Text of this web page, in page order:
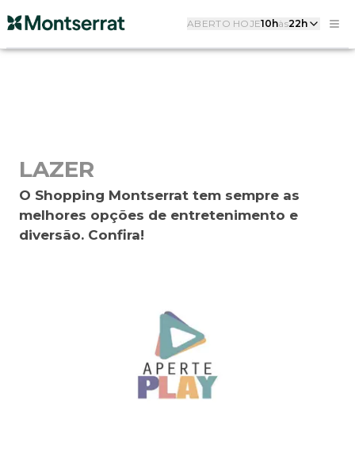
ABERTO HOJE10hàs22h
LAZER
O Shopping Montserrat tem sempre as
melhores opções de entretenimento e
diversão. Confira!